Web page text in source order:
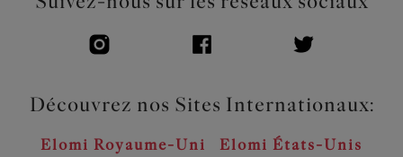
Découvrez nos Sites Internationaux:
Elomi Royaume-Uni
Elomi États-Unis